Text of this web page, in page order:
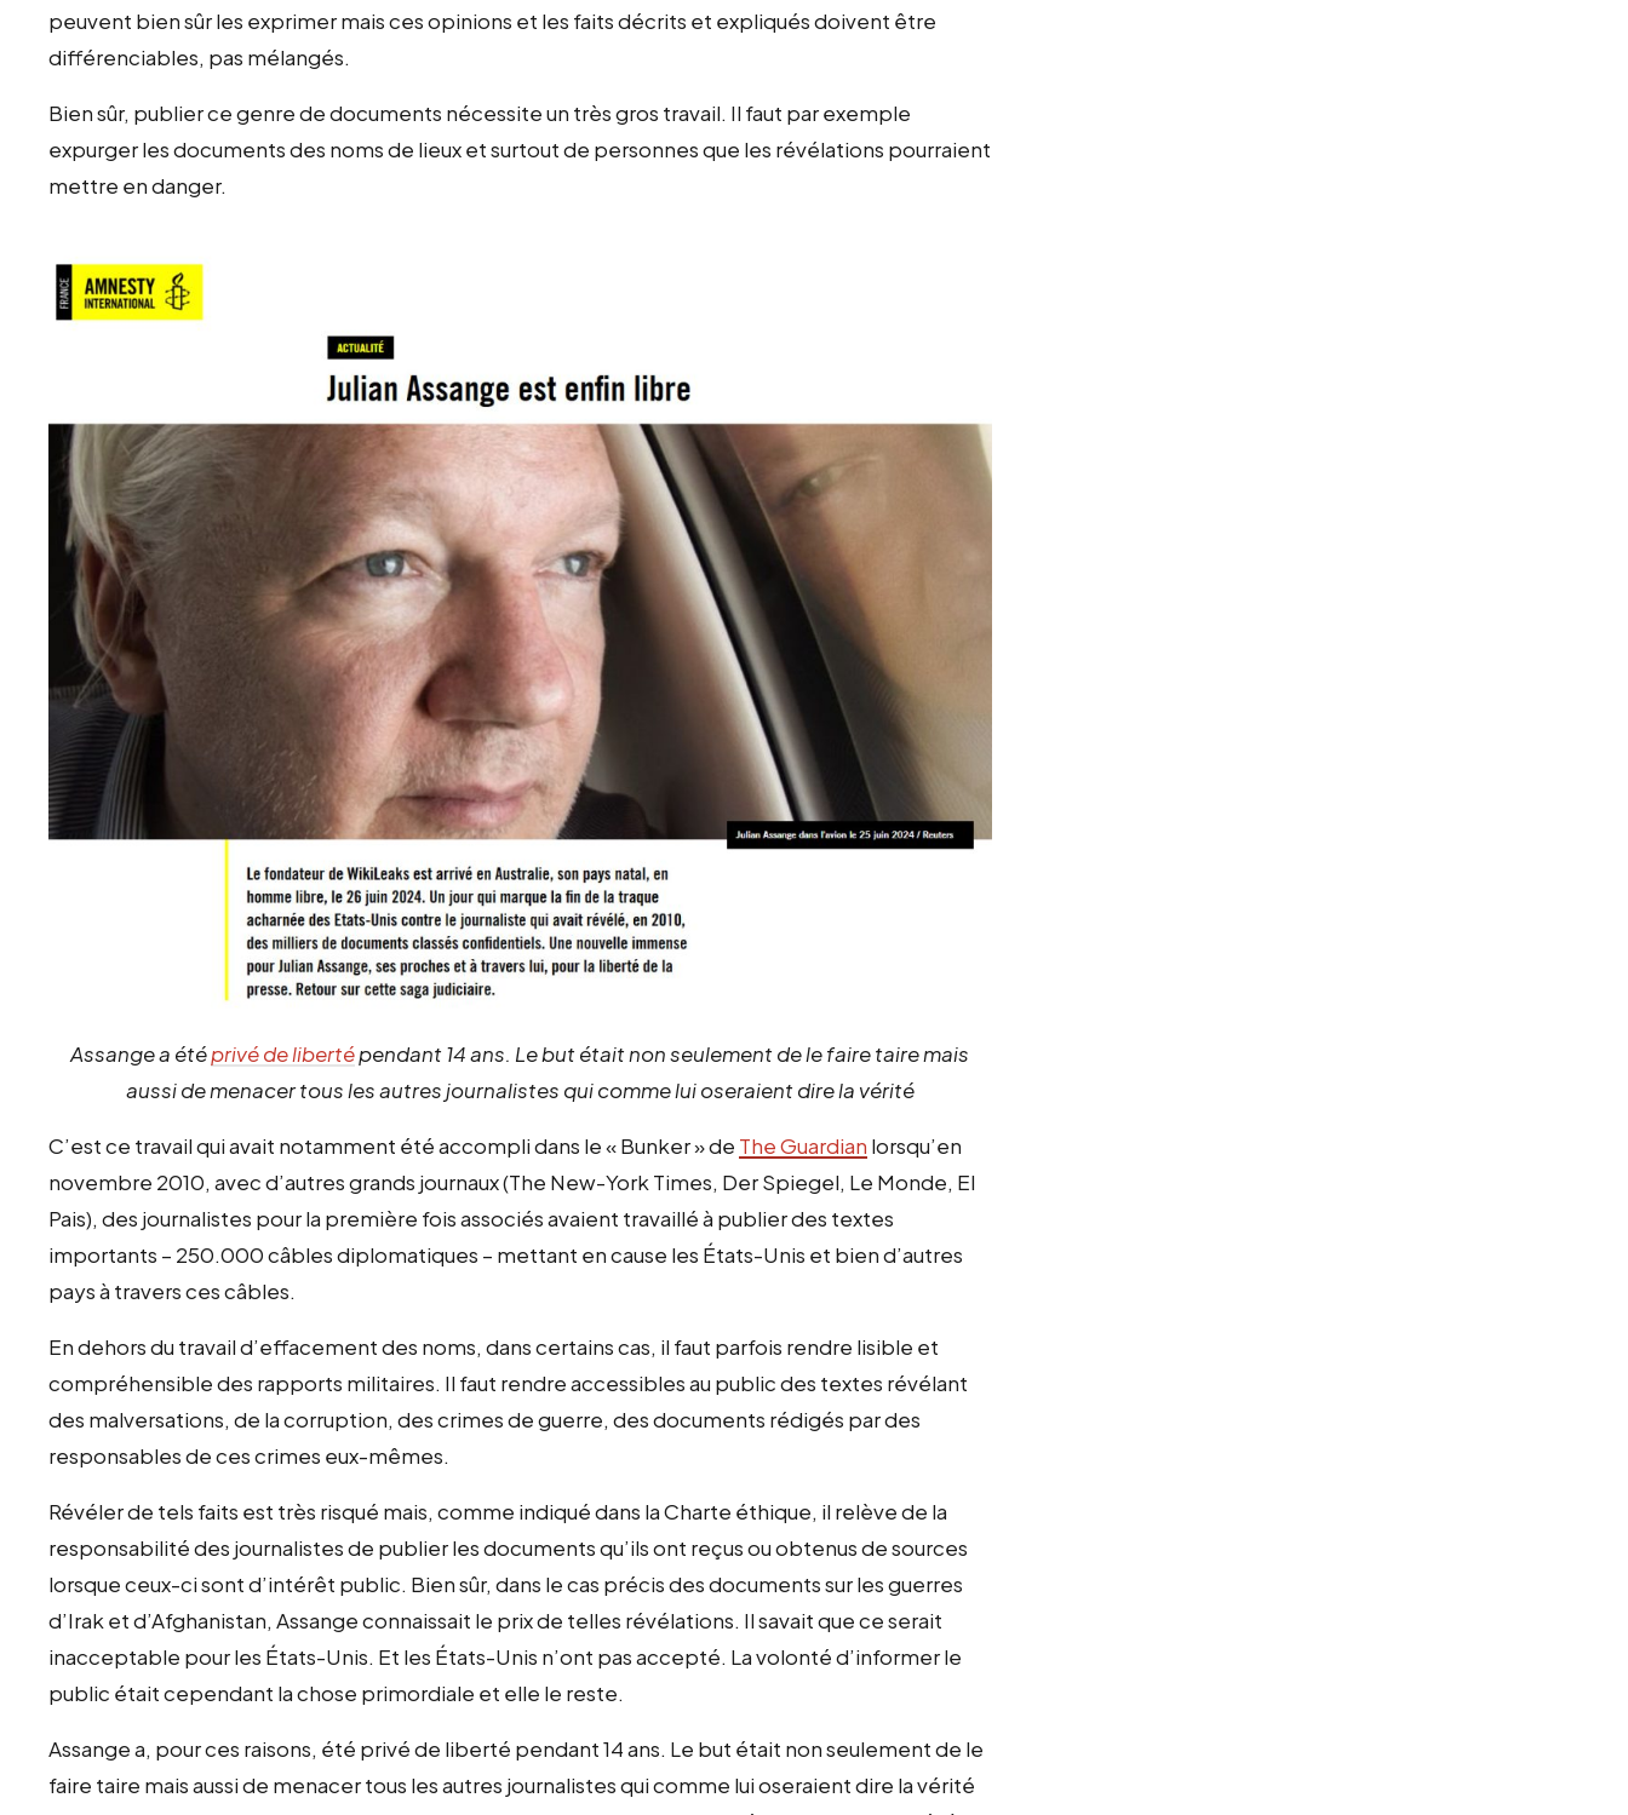
peuvent bien sûr les exprimer mais ces opinions et les faits décrits et expliqués doivent être
différenciables, pas mélangés.
Bien sûr, publier ce genre de documents nécessite un très gros travail. Il faut par exemple
expurger les documents des noms de lieux et surtout de personnes que les révélations pourraient
mettre en danger.
Assange a étéprivé de libertépendant 14 ans. Le but était non seulement de le faire taire mais
aussi de menacer tous les autres journalistes qui comme lui oseraient dire la vérité
C’est ce travail qui avait notamment été accompli dans le « Bunker » de The Guardian lorsqu’en
novembre 2010, avec d’autres grands journaux (The New-York Times, Der Spiegel, Le Monde, El
Pais), des journalistes pour la première fois associés avaient travaillé à publier des textes
importants – 250.000 câbles diplomatiques – mettant en cause les États-Unis et bien d’autres
pays à travers ces câbles.
En dehors du travail d’effacement des noms, dans certains cas, il faut parfois rendre lisible et
compréhensible des rapports militaires. Il faut rendre accessibles au public des textes révélant
des malversations, de la corruption, des crimes de guerre, des documents rédigés par des
responsables de ces crimes eux-mêmes.
Révéler de tels faits est très risqué mais, comme indiqué dans la Charte éthique, il relève de la
responsabilité des journalistes de publier les documents qu’ils ont reçus ou obtenus de sources
lorsque ceux-ci sont d’intérêt public. Bien sûr, dans le cas précis des documents sur les guerres
d’Irak et d’Afghanistan, Assange connaissait le prix de telles révélations. Il savait que ce serait
inacceptable pour les États-Unis. Et les États-Unis n’ont pas accepté. La volonté d’informer le
public était cependant la chose primordiale et elle le reste.
Assange a, pour ces raisons, été privé de liberté pendant 14 ans. Le but était non seulement de le
faire taire mais aussi de menacer tous les autres journalistes qui comme lui oseraient dire la vérité